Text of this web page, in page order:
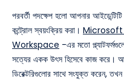
পরবর্তী পদক্ষেপ হলো আপনার
কন্ট্রোল স্বয়ংক্রিয় করা। Microsoft
Workspace -এর মতো
সত্যের একক উৎস হিসেবে কাজ করে।
ডিরেক্টরিগুলোর সাথে সংযুক্ত করেন,